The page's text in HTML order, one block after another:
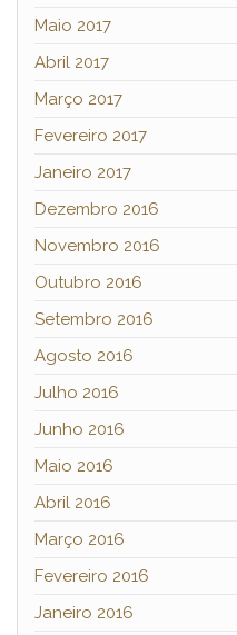
Maio 2017
Abril 2017
Março 2017
Fevereiro 2017
Janeiro 2017
Dezembro 2016
Novembro 2016
Outubro 2016
Setembro 2016
Agosto 2016
Julho 2016
Junho 2016
Maio 2016
Abril 2016
Março 2016
Fevereiro 2016
Janeiro 2016